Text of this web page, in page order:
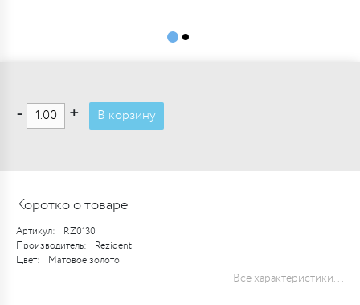
- + В корзину
Коротко о товаре
Артикул:
RZ0130
Производитель:
Rezident
Цвет:
Матовое золото
Все характеристики...